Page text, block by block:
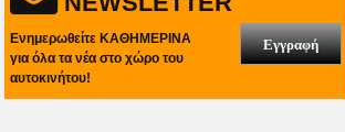
Ενημερωθείτε ΚΑΘΗΜΕΡΙΝΑ
για όλα τα νέα στο χώρο του
αυτοκινήτου!
Εγγραφή